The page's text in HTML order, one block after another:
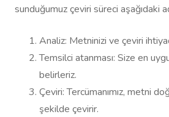
sunduğumuz çeviri süreci aşağıdaki
Analiz: Metninizi ve çeviri
Temsilci atanması: Size en
belirleriz.
Çeviri: Tercümanımız, metni
şekilde çevirir.